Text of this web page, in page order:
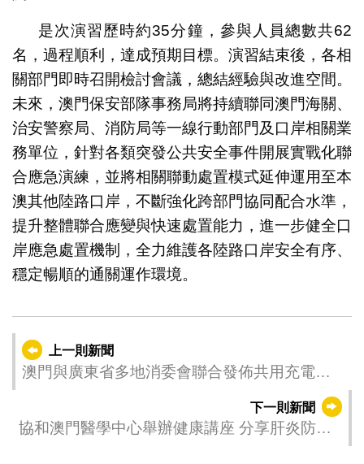
是次演習歷時約35分鐘，參與人員總數共62
名，過程順利，達成預期目標。演習結束後，各相
關部門即時召開檢討會議，總結經驗與改進空間。
未來，澳門保安部隊事務局將持續聯同澳門海關、
治安警察局、消防局等一線行動部門及口岸相關業
務單位，針對各類突發公共安全事件開展實戰化聯
合應急演練，並將相關聯動處置模式延伸運用至本
澳其他陸路口岸，不斷強化跨部門協同配合水準，
提升整體聯合應變與快速處置能力，進一步健全口
岸應急處置機制，全力維護各陸路口岸安全有序、
穩定暢順的通關運作環境。
上一則新聞
澳門與廣東省多地消委會聯合發佈共用充電寶
下一則新聞
協和澳門醫學中心舉辦健康講座 分享肝炎防治